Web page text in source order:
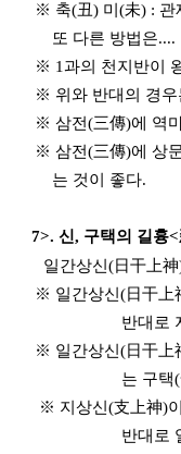
※ 축(丑) 미(未) : 관
또 다른 방법은....
※ 1과의 천지반이
※ 위와 반대의 경우
※ 삼전(三傳)에 역
※ 삼전(三傳)에 상
는 것이 좋다.
7>. 신, 구택의 길흉
일간상신(日干上神)
※ 일간상신(日干上
반대로 지상신(支
※ 일간상신(日干上
는 구택(舊宅)
※ 지상신(支上神)이
반대로 일간이 지